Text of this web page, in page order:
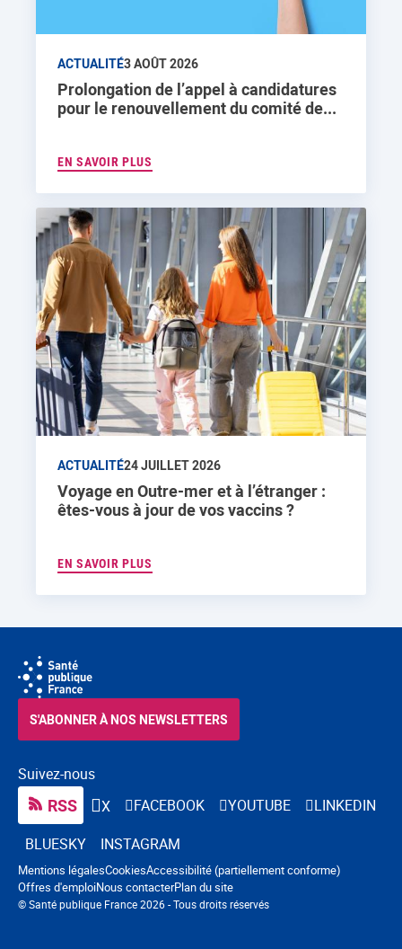
ACTUALITÉ3 AOÛT 2026
Prolongation de l’appel à candidatures
pour le renouvellement du comité de...
EN SAVOIR PLUS
ACTUALITÉ24 JUILLET 2026
Voyage en Outre-mer et à l’étranger :
êtes-vous à jour de vos vaccins ?
EN SAVOIR PLUS
Suivez-nous
RSS X FACEBOOK YOUTUBE
LINKEDIN
BLUESKY
INSTAGRAM
S'ABONNER À NOS NEWSLETTERS
© Santé publique France 2026 - Tous droits réservés
Navigation pied de page
Mentions légalesCookiesAccessibilité (partiellement conforme)
Offres d'emploiNous contacterPlan du site